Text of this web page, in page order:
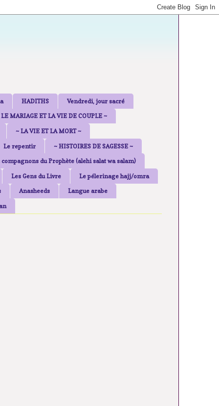
HADITHS Vendredi, jour sacré
LE MARIAGE ET LA VIE DE COUPLE ~
~ LA VIE ET LA MORT ~
Le repentir ~ HISTOIRES DE SAGESSE ~
compagnons du Prophète (alehi salat wa salam)
Les Gens du Livre Le pélerinage hajj/omra
Anasheeds Langue arabe